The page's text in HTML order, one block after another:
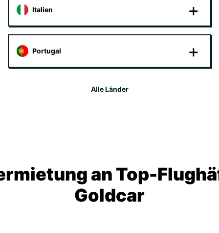
Italien
Portugal
Alle Länder
an Top-
Goldcar